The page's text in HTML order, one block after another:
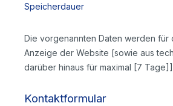
Speicherdauer
Die vorgenannten Daten werden für
Anzeige der Website [sowie aus
darüber hinaus für maximal [7
Kontaktformular